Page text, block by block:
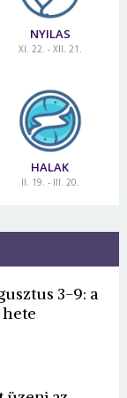
NYILAS
XI. 22. - XII. 21.
HALAK
II. 19. - III. 20.
3-9: a